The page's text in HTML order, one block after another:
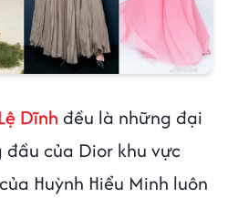
Dĩnh đều là những đại
của Dior khu vực
Huỳnh Hiểu Minh luôn